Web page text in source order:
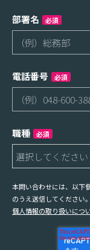
部署名 必須
電話番号 必須
職種 必須
本問い合わせには、以下
のうえ送信してください。
個人情報の取り扱いにつ